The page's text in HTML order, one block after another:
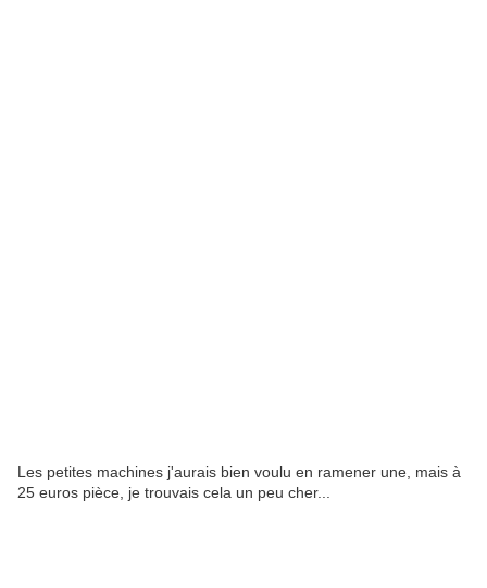
Les petites machines j'aurais bien voulu en ramener une, mais à
25 euros pièce, je trouvais cela un peu cher...